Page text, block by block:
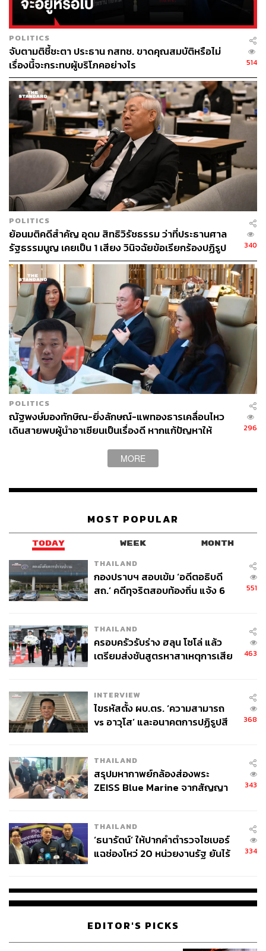
POLITICS
จับตามติชี้ชะตา ประธาน กสทช. ขาดคุณสมบัติหรือไม่
เรื่องนี้จะกระทบผู้บริโภคอย่างไร
514
POLITICS
ย้อนมติคดีสำคัญ อุดม สิทธิวิรัชธรรม ว่าที่ประธานศาล
รัฐธรรมนูญ เคยเป็น 1 เสียง วินิจฉัยข้อเรียกร้องปฏิรูป
สถาบันฯ ไม่เข้าข่ายล้มล้าง
340
POLITICS
ณัฐพงษ์มองทักษิณ-ยิ่งลักษณ์-แพทองธารเคลื่อนไหว
เดินสายพบผู้นำอาเซียนเป็นเรื่องดี หากแก้ปัญหาให้
296
MORE
MOST POPULAR
TODAY WEEK MONTH
THAILAND
กองปราบฯ สอบเข้ม ‘อดีตอธิบดี
สถ.’ คดีทุจริตสอบท้องถิ่น แจ้ง 6
551
THAILAND
ครอบครัวรับร่าง ฮลุน โซโล่ แล้ว
เตรียมส่งชันสูตรหาสาเหตุการเสีย
463
INTERVIEW
ไขรหัสตั้ง ผบ.ตร. ‘ความสามารถ
vs อาวุโส’ และอนาคตการปฏิรูปสี
368
THAILAND
สรุปมหากาพย์กล้องส่องพระ
ZEISS Blue Marine จากสัญญา
จ่ายหนี้-แอบระบุแบรนด์
343
THAILAND
‘ธนารัตน์’ ให้ปากคำตำรวจไซเบอร์
แฉช่องโหว่ 20 หน่วยงานรัฐ ยันไร้
334
EDITOR'S PICKS